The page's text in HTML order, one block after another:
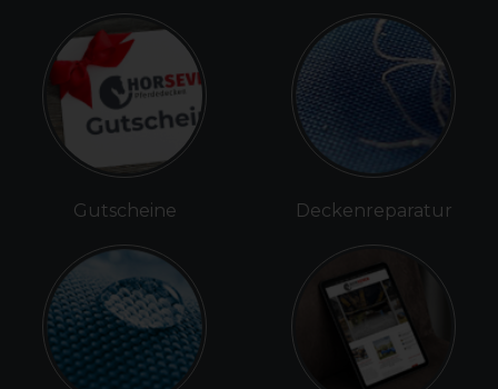
Gutscheine Deckenreparatur